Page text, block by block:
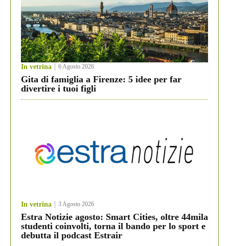
In vetrina 6 Agosto 2026
Gita di famiglia a Firenze: 5 idee per far
divertire i tuoi figli
In vetrina 3 Agosto 2026
Estra Notizie agosto: Smart Cities, oltre 44mila
studenti coinvolti, torna il bando per lo sport e
debutta il podcast Estrair